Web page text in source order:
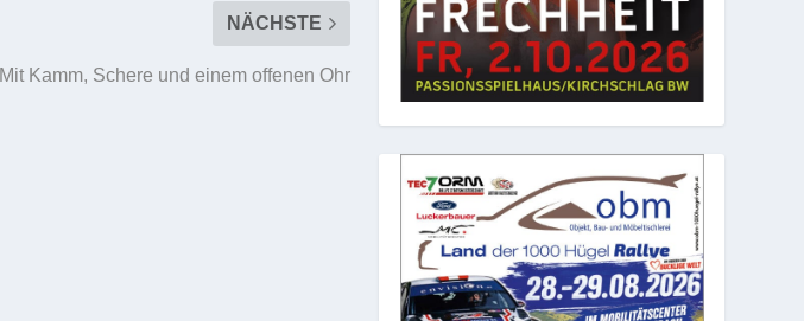
NÄCHSTE
Mit Kamm, Schere und einem offenen Ohr